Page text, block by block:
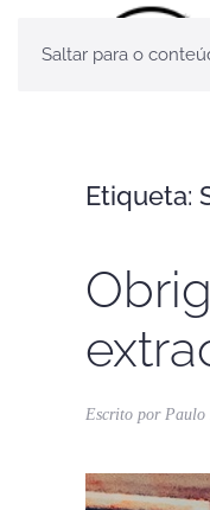
Saltar para o
Etiqueta:
Escrito por Paulo